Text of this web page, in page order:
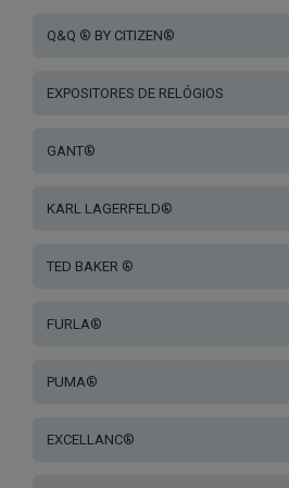
Q&Q ® BY CITIZEN®
EXPOSITORES DE RELÓGIOS
GANT®
KARL LAGERFELD®
TED BAKER ®
FURLA®
PUMA®
EXCELLANC®